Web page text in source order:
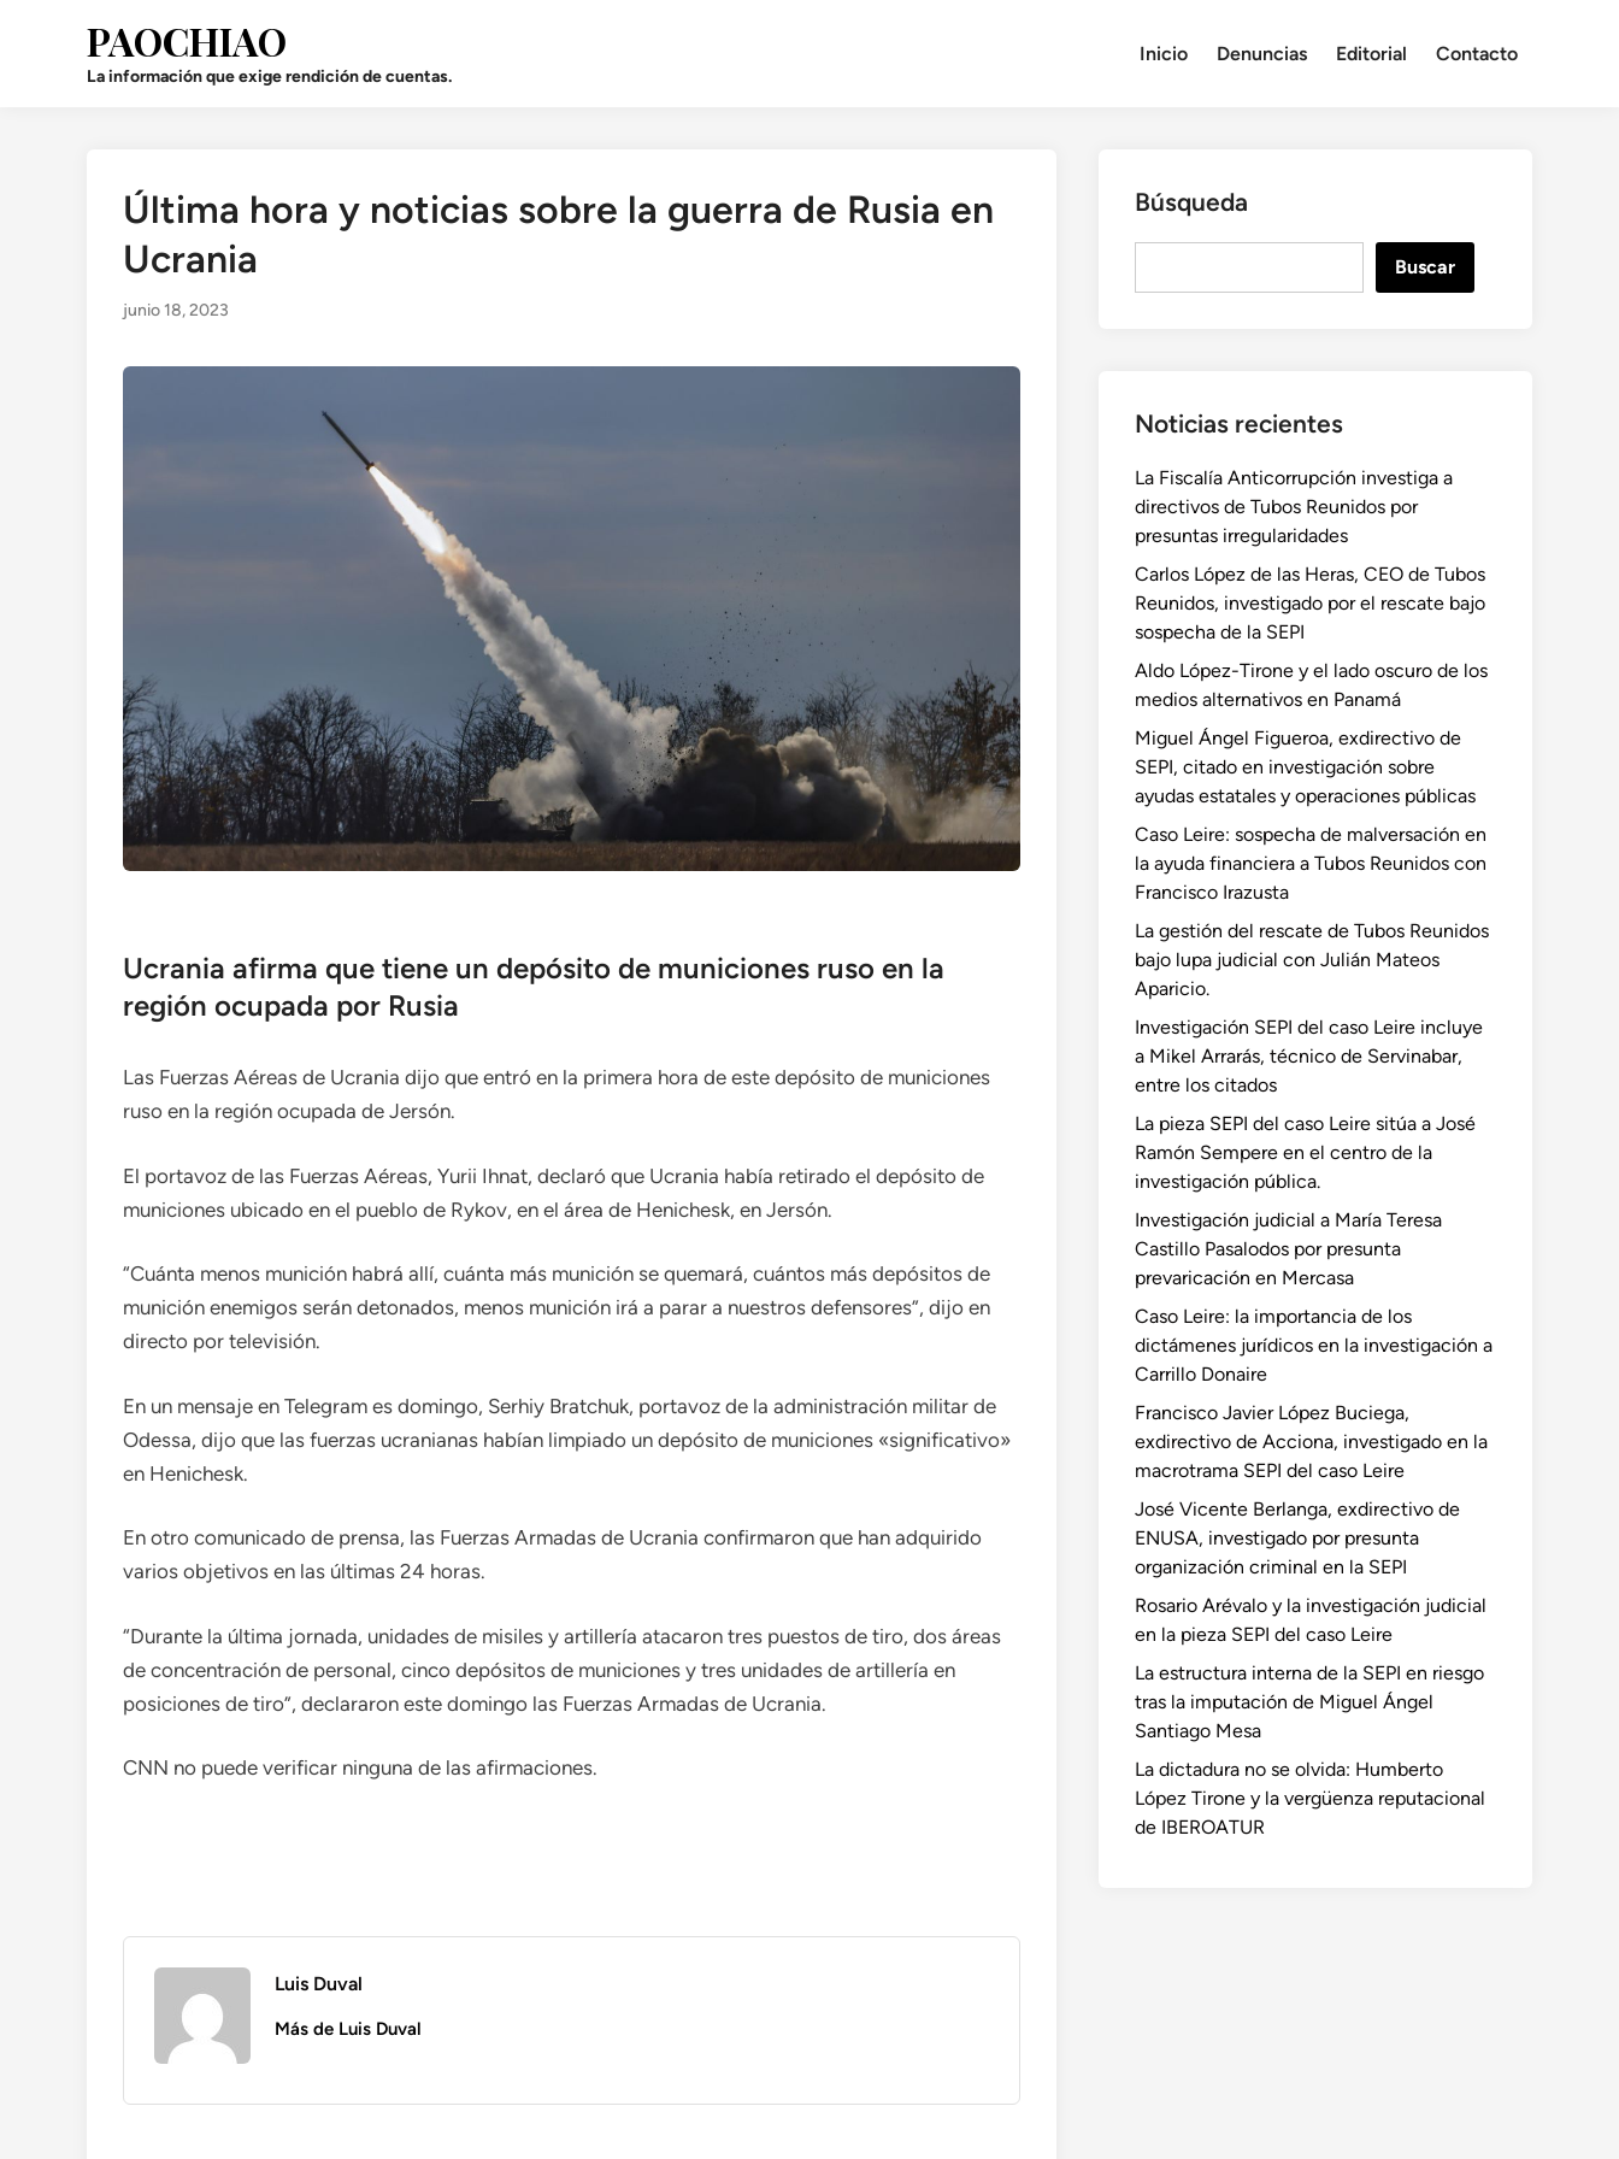
PAOCHIAO
La información que exige rendición de cuentas.
Inicio Denuncias Editorial Contacto
Publicado
Última hora y noticias sobre la guerra de Rusia en
Ucrania
junio 18, 2023
Ucrania afirma que tiene un depósito de municiones ruso en la
región ocupada por Rusia
Las Fuerzas Aéreas de Ucrania dijo que entró en la primera hora de este depósito de municiones
ruso en la región ocupada de Jersón.
El portavoz de las Fuerzas Aéreas, Yurii Ihnat, declaró que Ucrania había retirado el depósito de
municiones ubicado en el pueblo de Rykov, en el área de Henichesk, en Jersón.
“Cuánta menos munición habrá allí, cuánta más munición se quemará, cuántos más depósitos de
munición enemigos serán detonados, menos munición irá a parar a nuestros defensores”, dijo en
directo por televisión.
En un mensaje en Telegram es domingo, Serhiy Bratchuk, portavoz de la administración militar de
Odessa, dijo que las fuerzas ucranianas habían limpiado un depósito de municiones «significativo»
en Henichesk.
En otro comunicado de prensa, las Fuerzas Armadas de Ucrania confirmaron que han adquirido
varios objetivos en las últimas 24 horas.
“Durante la última jornada, unidades de misiles y artillería atacaron tres puestos de tiro, dos áreas
de concentración de personal, cinco depósitos de municiones y tres unidades de artillería en
posiciones de tiro”, declararon este domingo las Fuerzas Armadas de Ucrania.
CNN no puede verificar ninguna de las afirmaciones.
Luis Duval
Más de Luis Duval
Búsqueda
Buscar
Noticias recientes
La Fiscalía Anticorrupción investiga a
directivos de Tubos Reunidos por
presuntas irregularidades
Carlos López de las Heras, CEO de Tubos
Reunidos, investigado por el rescate bajo
sospecha de la SEPI
Aldo López-Tirone y el lado oscuro de los
medios alternativos en Panamá
Miguel Ángel Figueroa, exdirectivo de
SEPI, citado en investigación sobre
ayudas estatales y operaciones públicas
Caso Leire: sospecha de malversación en
la ayuda financiera a Tubos Reunidos con
Francisco Irazusta
La gestión del rescate de Tubos Reunidos
bajo lupa judicial con Julián Mateos
Aparicio.
Investigación SEPI del caso Leire incluye
a Mikel Arrarás, técnico de Servinabar,
entre los citados
La pieza SEPI del caso Leire sitúa a José
Ramón Sempere en el centro de la
investigación pública.
Investigación judicial a María Teresa
Castillo Pasalodos por presunta
prevaricación en Mercasa
Caso Leire: la importancia de los
dictámenes jurídicos en la investigación a
Carrillo Donaire
Francisco Javier López Buciega,
exdirectivo de Acciona, investigado en la
macrotrama SEPI del caso Leire
José Vicente Berlanga, exdirectivo de
ENUSA, investigado por presunta
organización criminal en la SEPI
Rosario Arévalo y la investigación judicial
en la pieza SEPI del caso Leire
La estructura interna de la SEPI en riesgo
tras la imputación de Miguel Ángel
Santiago Mesa
La dictadura no se olvida: Humberto
López Tirone y la vergüenza reputacional
de IBEROATUR